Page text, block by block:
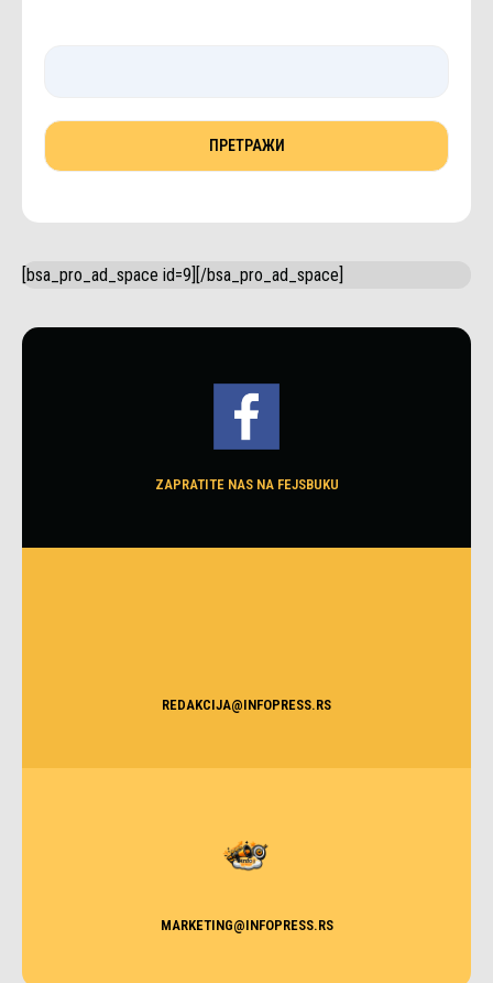
[bsa_pro_ad_space id=9][/bsa_pro_ad_space]
ZAPRATITE NAS NA FEJSBUKU
REDAKCIJA@INFOPRESS.RS
MARKETING@INFOPRESS.RS